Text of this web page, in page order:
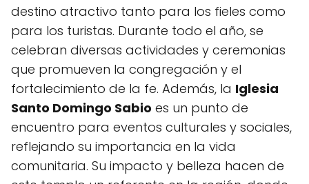
destino atractivo tanto para los fieles como
para los turistas. Durante todo el año, se
celebran diversas actividades y ceremonias
que promueven la congregación y el
fortalecimiento de la fe. Además, la Iglesia
Santo Domingo Sabio es un punto de
encuentro para eventos culturales y sociales,
reflejando su importancia en la vida
comunitaria. Su impacto y belleza hacen de